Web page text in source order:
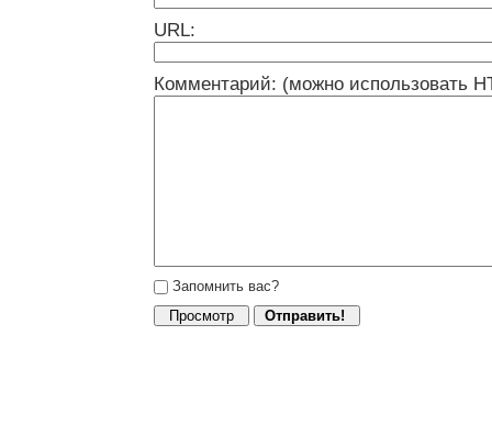
URL:
Комментарий: (можно использовать
Запомнить вас?